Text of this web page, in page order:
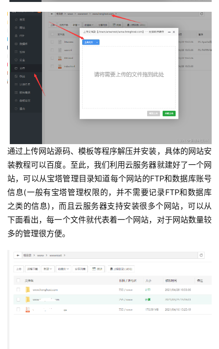
通过上传网站源码、模板等程序解压并安装，具体的网站安
装教程可以百度。至此，我们利用云服务器就建好了一个网
站，可以从宝塔管理目录知道每个网站的FTP和数据库账号
信息(一般有宝塔管理权限的，并不需要记录FTP和数据库
之类的信息)，而且云服务器支持安装很多个网站，可以从
下面看出，每一个文件就代表着一个网站，对于网站数量较
多的管理很方便。